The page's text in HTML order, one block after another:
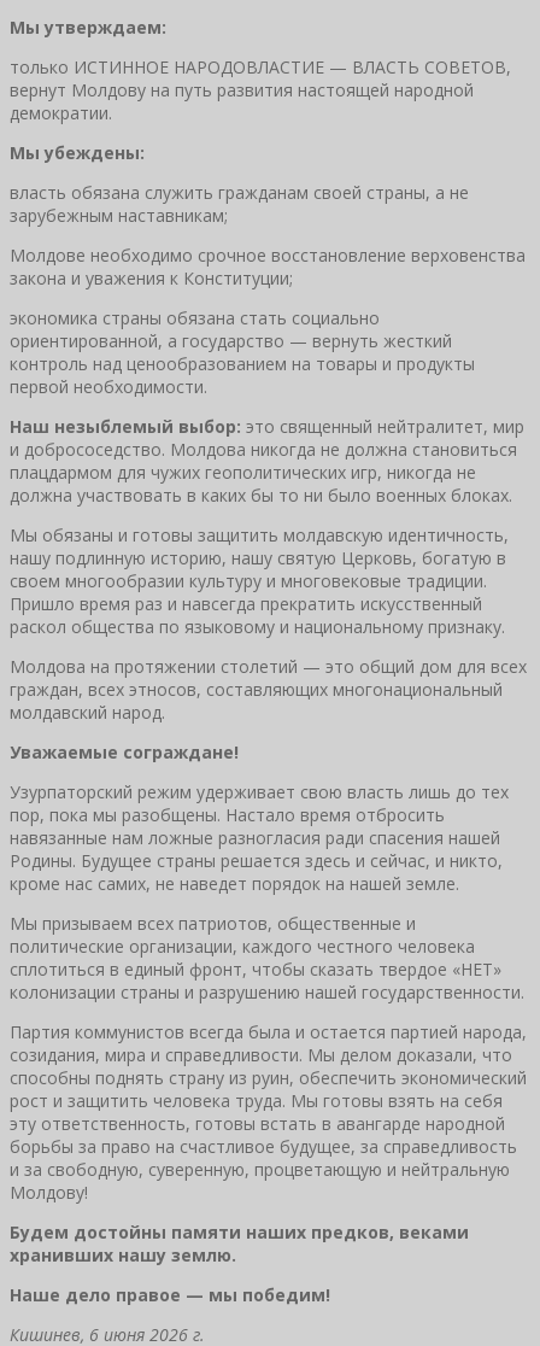
Мы утверждаем:
только ИСТИННОЕ НАРОДОВЛАСТИЕ — ВЛАСТЬ СОВЕТОВ,
вернут Молдову на путь развития настоящей народной
демократии.
Мы убеждены:
власть обязана служить гражданам своей страны, а не
зарубежным наставникам;
Молдове необходимо срочное восстановление верховенства
закона и уважения к Конституции;
экономика страны обязана стать социально
ориентированной, а государство — вернуть жесткий
контроль над ценообразованием на товары и продукты
первой необходимости.
Наш незыблемый выбор: это священный нейтралитет, мир
и добрососедство. Молдова никогда не должна становиться
плацдармом для чужих геополитических игр, никогда не
должна участвовать в каких бы то ни было военных блоках.
Мы обязаны и готовы защитить молдавскую идентичность,
нашу подлинную историю, нашу святую Церковь, богатую в
своем многообразии культуру и многовековые традиции.
Пришло время раз и навсегда прекратить искусственный
раскол общества по языковому и национальному признаку.
Молдова на протяжении столетий — это общий дом для всех
граждан, всех этносов, составляющих многонациональный
молдавский народ.
Уважаемые сограждане!
Узурпаторский режим удерживает свою власть лишь до тех
пор, пока мы разобщены. Настало время отбросить
навязанные нам ложные разногласия ради спасения нашей
Родины. Будущее страны решается здесь и сейчас, и никто,
кроме нас самих, не наведет порядок на нашей земле.
Мы призываем всех патриотов, общественные и
политические организации, каждого честного человека
сплотиться в единый фронт, чтобы сказать твердое «НЕТ»
колонизации страны и разрушению нашей государственности.
Партия коммунистов всегда была и остается партией народа,
созидания, мира и справедливости. Мы делом доказали, что
способны поднять страну из руин, обеспечить экономический
рост и защитить человека труда. Мы готовы взять на себя
эту ответственность, готовы встать в авангарде народной
борьбы за право на счастливое будущее, за справедливость
и за свободную, суверенную, процветающую и нейтральную
Молдову!
Будем достойны памяти наших предков, веками
хранивших нашу землю.
Наше дело правое — мы победим!
Кишинев, 6 июня 2026 г.